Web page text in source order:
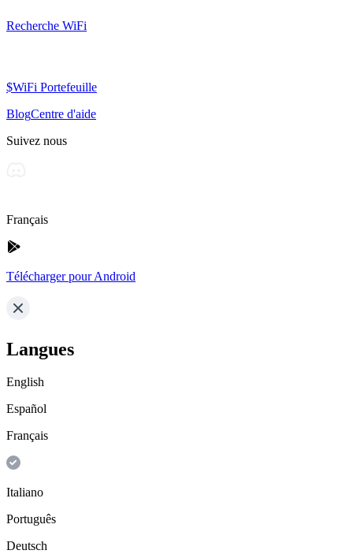
Recherche WiFi
$WiFi Portefeuille
BlogCentre d'aide
Suivez nous
Français
Télécharger pour Android
Langues
English
Español
Français
Italiano
Português
Deutsch